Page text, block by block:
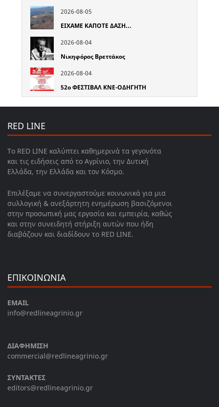
2026-08-05
ΕΙΧΑΜΕ ΚΑΠΟΤΕ ΔΑΣΗ…
2026-08-04
Νικηφόρος Βρεττάκος
2026-08-04
52o ΦΕΣΤΙΒΑΛ ΚΝΕ-ΟΔΗΓΗΤΗ
RED LINE
Το RED LINE καλύπτει καθημερινά τα γεγονότα
και τις ειδήσεις από το Αγρίνιο, την Δυτική
Ελλάδα, την Ελλάδα και τον Κόσμο.
Επιλέξαμε να συνεργαστούμε κοινωνικά για μια
συλλογική & ανεξάρτητη ενημέρωση βασιζόμενοι
στην προσωπική μας εργασία και εμπειρία, καθώς
και στην συνειδητή στήριξη αυτών που ήδη
διαβάζουν και διαδίδουν το RED LINE.
ΕΠΙΚΟΙΝΩΝΙΑ
EMAIL
info@redlineagrinio.gr
ΔΙΑΦΗΜΙΣΗ
commercial@redlineagrinio.gr
ΣΥΝΤΑΚΤΕΣ
editors@redlineagrinio.gr